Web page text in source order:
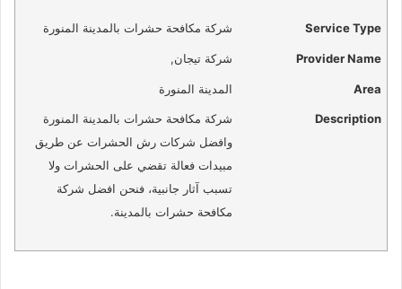
Service Type شركة مكافحة حشرات بالمدينة المنورة
Provider Name شركة تيجان,
Area المدينة المنورة
Description
شركة مكافحة حشرات بالمدينة المنورة
وافضل شركات رش الحشرات عن طريق
مبيدات فعالة تقضي على الحشرات ولا
تسبب آثار جانبية، فنحن افضل شركة
مكافحة حشرات بالمدينة.